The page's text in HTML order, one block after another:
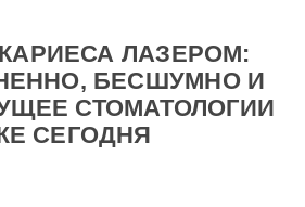
ЛАЗЕРОМ:
БЕСШУМНО И
СТОМАТОЛОГИИ
СЕГОДНЯ